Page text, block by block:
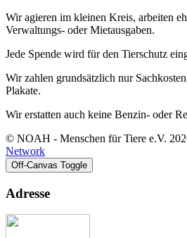
Wir agieren im kleinen Kreis, arbeiten
Verwaltungs- oder Mietausgaben.
Jede Spende wird für den Tierschutz
Wir zahlen grundsätzlich nur
Plakate.
Wir erstatten auch keine Benzin- oder
© NOAH - Menschen für Tiere e.V.
Network
Off-Canvas Toggle
Adresse